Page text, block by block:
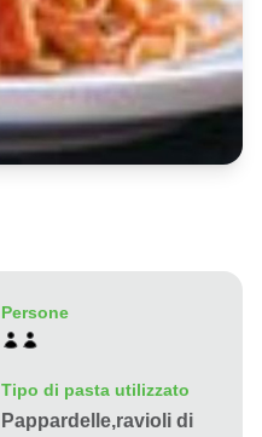
Persone
Tipo di pasta utilizzato
Pappardelle,ravioli di